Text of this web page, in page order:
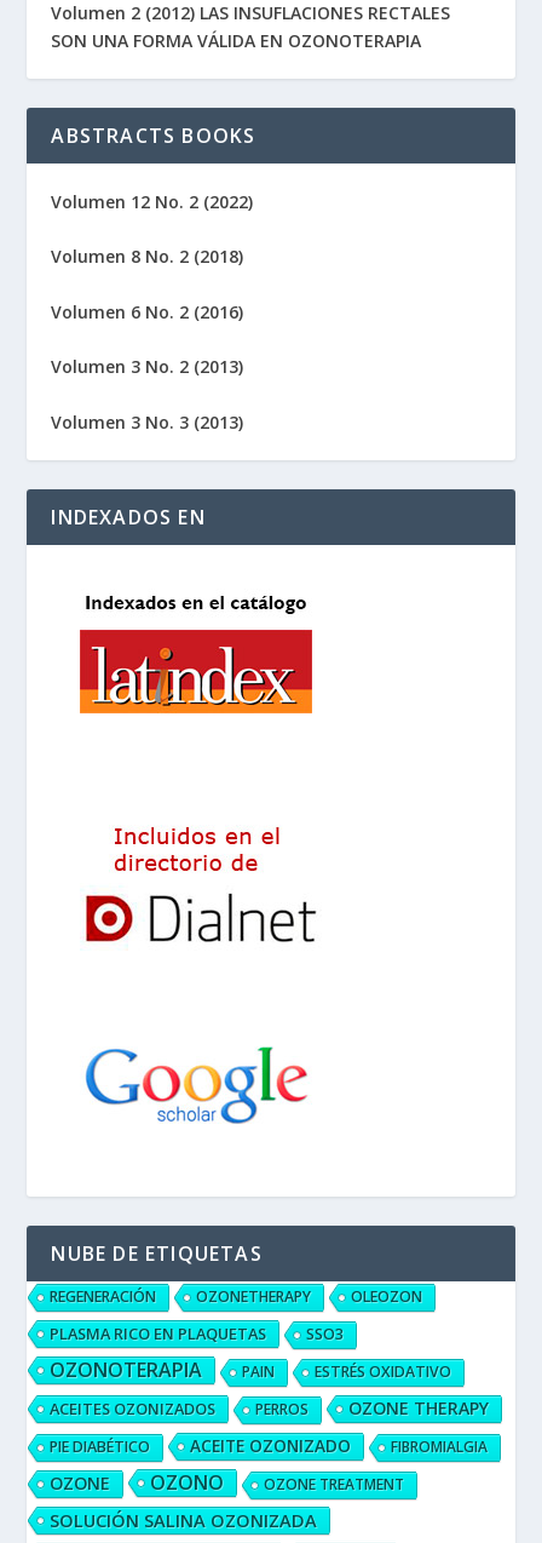
Volumen 2 (2012) LAS INSUFLACIONES RECTALES
SON UNA FORMA VÁLIDA EN OZONOTERAPIA
ABSTRACTS BOOKS
Volumen 12 No. 2 (2022)
Volumen 8 No. 2 (2018)
Volumen 6 No. 2 (2016)
Volumen 3 No. 2 (2013)
Volumen 3 No. 3 (2013)
INDEXADOS EN
NUBE DE ETIQUETAS
REGENERACIÓN OZONETHERAPY OLEOZON
PLASMA RICO EN PLAQUETAS SSO3
OZONOTERAPIA PAIN ESTRÉS OXIDATIVO
ACEITES OZONIZADOS PERROS OZONE THERAPY
PIE DIABÉTICO ACEITE OZONIZADO FIBROMIALGIA
OZONE OZONO OZONE TREATMENT
SOLUCIÓN SALINA OZONIZADA